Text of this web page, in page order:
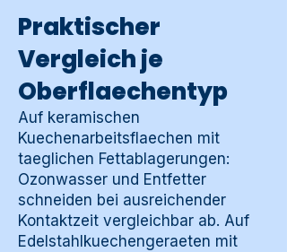
Praktischer
Vergleich je
Oberflaechentyp
Auf keramischen
Kuechenarbeitsflaechen mit
taeglichen Fettablagerungen:
Ozonwasser und Entfetter
schneiden bei ausreichender
Kontaktzeit vergleichbar ab. Auf
Edelstahlkuechengeraeten mit